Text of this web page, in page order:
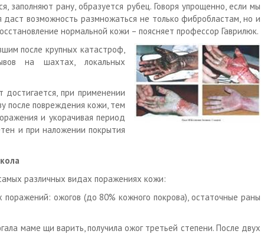
заполняют рану, образуется рубец. Говоря упрощенно, если мы
возможность размножаться не только фибробластам, но и
нормальной кожи – поясняет профессор Гаврилюк.
после крупных катастроф,
на шахтах, локальных
достигается, при применении
после повреждения кожи, тем
и укорачивая период
и при наложении покрытия
различных видах поражениях кожи:
поражений: ожогов (до 80% кожного покрова), остаточные раны
маме щи варить, получила ожог третьей степени. После двух